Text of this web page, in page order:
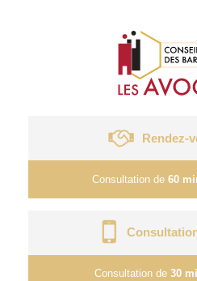
Rendez-
Consultation de 60
Consultation de 30